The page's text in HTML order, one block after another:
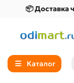
📦 Доставка
Каталог